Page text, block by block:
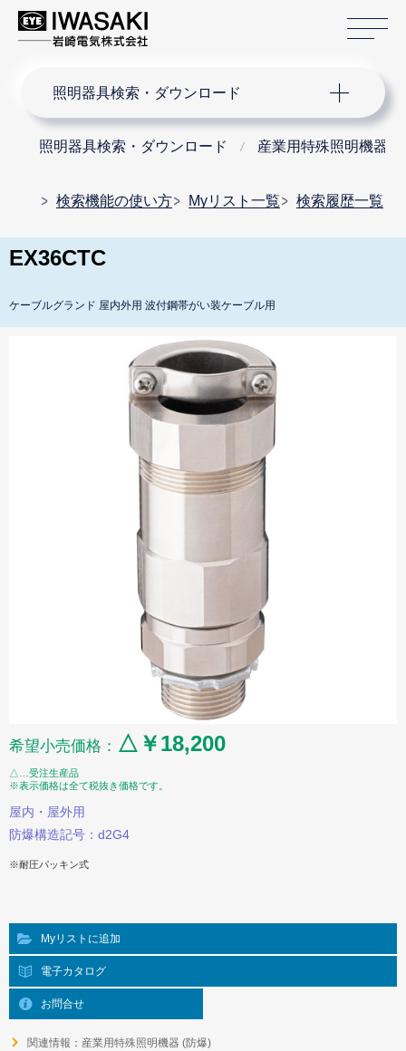
照明器具検索・ダウンロード
照明器具検索・ダウンロード 産業用特殊照明機器
検索機能の使い方 Myリスト一覧 検索履歴一覧
EX36CTC
ケーブルグランド 屋内外用 波付鋼帯がい装ケーブル用
希望小売価格： △￥18,200
△…受注生産品
※表示価格は全て税抜き価格です。
屋内・屋外用
防爆構造記号：d2G4
※耐圧パッキン式
Myリストに追加
電子カタログ
お問合せ
関連情報：産業用特殊照明機器 (防爆)